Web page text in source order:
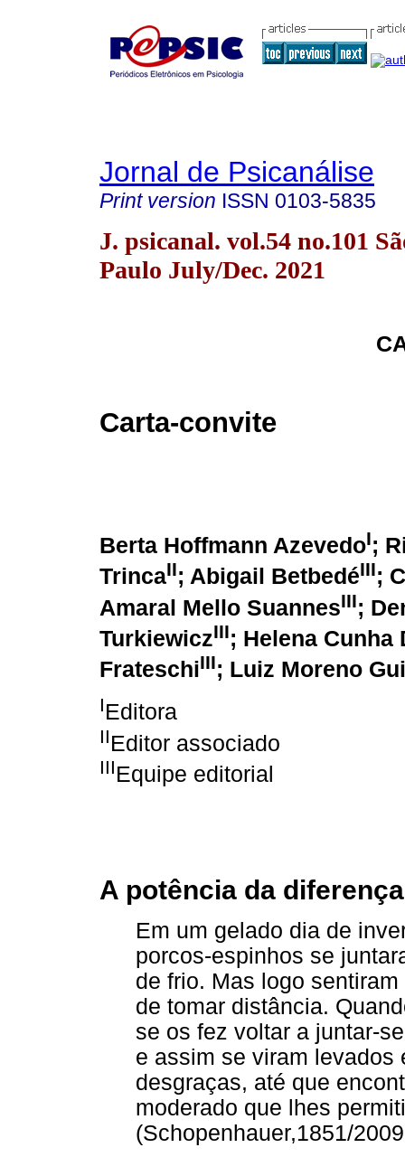
Jornal de Psicanálise
Print version ISSN 0103-5835
J. psicanal. vol.54 no.101
Paulo July/Dec. 2021
Carta-convite
Berta Hoffmann AzevedoI;
TrincaII; Abigail BetbedéIII;
Amaral Mello SuannesIII;
TurkiewiczIII; Helena Cunha
FrateschiIII; Luiz Moreno
IEditora
IIEditor associado
IIIEquipe editorial
A potência da diferença
Em um gelado dia de
porcos-espinhos se
de frio. Mas logo
de tomar distância.
se os fez voltar a juntar-
e assim se viram levados
desgraças, até que
moderado que lhes
(Schopenhauer,1851/